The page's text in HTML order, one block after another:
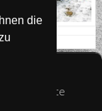
- Zuchtstätte
die